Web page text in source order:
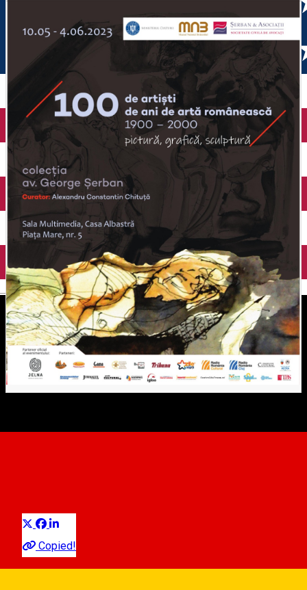
English
1900-2000/ 100 de artiști, av.
Copied!
Ausstellung